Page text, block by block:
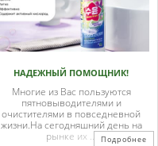
НАДЕЖНЫЙ ПОМОЩНИК!
Многие из Вас пользуются
пятновыводителями и
очистителями в повседневной
жизни.На сегодняшний день на
рынке их ... Подробнее